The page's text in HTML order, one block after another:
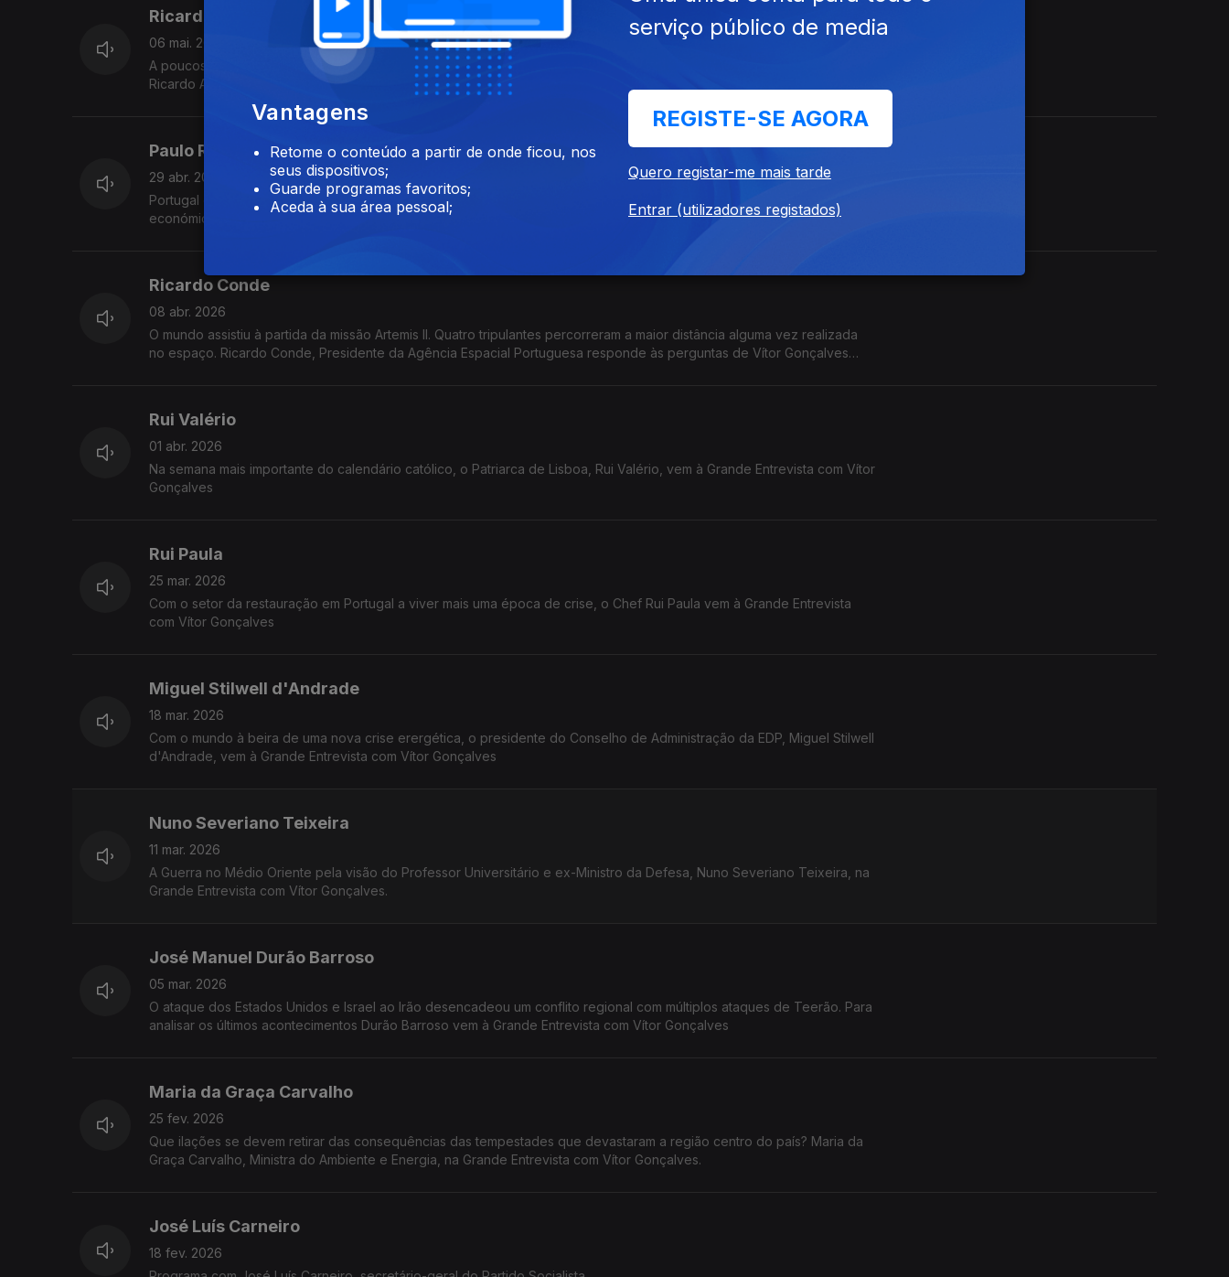
Ricardo Araújo Pereira
06 mai. 2026
A poucos dias da apresentação em Lisboa do espetáculo de stand-up "Verificando se você é humano", o humorista
Ricardo Araújo Pereira vem à Grande Entrevista com Vítor Gonçalves
Paulo Rangel
29 abr. 2026
Portugal e a Guerra no Mundo. O que mudou com o ataque ao Irão. A posição de Portugal no conflito. Os impactos
económicos e políticos da guerra. O Ministro de Estado e dos Negócios Estrangeiros, Paulo Rangel, na Grande
Ricardo Conde
08 abr. 2026
O mundo assistiu à partida da missão Artemis II. Quatro tripulantes percorreram a maior distância alguma vez realizada
no espaço. Ricardo Conde, Presidente da Agência Espacial Portuguesa responde às perguntas de Vítor Gonçalves
Rui Valério
01 abr. 2026
Na semana mais importante do calendário católico, o Patriarca de Lisboa, Rui Valério, vem à Grande Entrevista com Vítor
Gonçalves
Rui Paula
25 mar. 2026
Com o setor da restauração em Portugal a viver mais uma época de crise, o Chef Rui Paula vem à Grande Entrevista
com Vítor Gonçalves
Miguel Stilwell d'Andrade
18 mar. 2026
Com o mundo à beira de uma nova crise erergética, o presidente do Conselho de Administração da EDP, Miguel Stilwell
d'Andrade, vem à Grande Entrevista com Vítor Gonçalves
Nuno Severiano Teixeira
11 mar. 2026
A Guerra no Médio Oriente pela visão do Professor Universitário e ex-Ministro da Defesa, Nuno Severiano Teixeira, na
Grande Entrevista com Vítor Gonçalves.
José Manuel Durão Barroso
05 mar. 2026
O ataque dos Estados Unidos e Israel ao Irão desencadeou um conflito regional com múltiplos ataques de Teerão. Para
analisar os últimos acontecimentos Durão Barroso vem à Grande Entrevista com Vítor Gonçalves
Maria da Graça Carvalho
25 fev. 2026
Que ilações se devem retirar das consequências das tempestades que devastaram a região centro do país? Maria da
Graça Carvalho, Ministra do Ambiente e Energia, na Grande Entrevista com Vítor Gonçalves.
José Luís Carneiro
18 fev. 2026
Vantagens
Retome o conteúdo a partir de onde ficou, nos
seus dispositivos;
Guarde programas favoritos;
Aceda à sua área pessoal;
serviço público de media
REGISTE-SE AGORA
Quero registar-me mais tarde
Entrar (utilizadores registados)